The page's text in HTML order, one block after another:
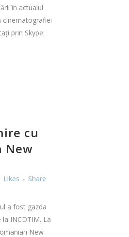
în actualul
cinematografiei
prin Skype:
cu
New
Likes Share
a fost gazda
INCDTIM. La
New